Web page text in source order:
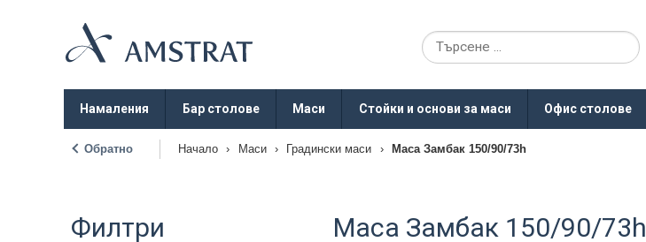
Намаления Бар столове Маси Стойки и основи за маси Офис столове
Обратно Начало › Маси › Градински маси › Маса Замбак 150/90/73h
Филтри Маса Замбак 150/90/73h